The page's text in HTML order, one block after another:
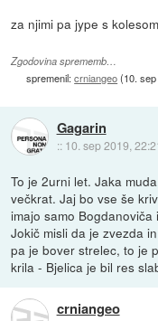
za njimi pa jype s
Zgodovina sprememb…
spremenil:crniangeo(10.
Gagarin
:: 10. sep 2019,
To je 2urni let. Jaka
večkrat. Jaj bo vse še
imajo samo
Jokič misli da je zvezda
pa je bover strelec, to je
krila - Bjelica je bil res
crniangeo